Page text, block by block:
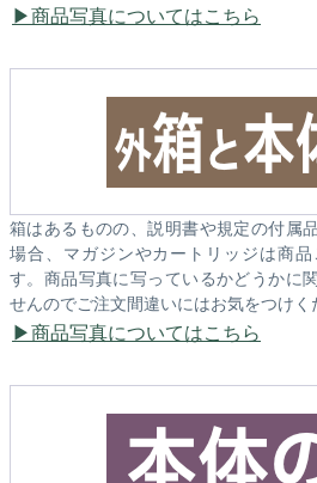
商品写真についてはこちら
箱はあるものの、説明書や規定の付属
場合、マガジンやカートリッジは商
す。商品写真に写っているかどうかに
せんのでご注文間違いにはお気をつけく
商品写真についてはこちら